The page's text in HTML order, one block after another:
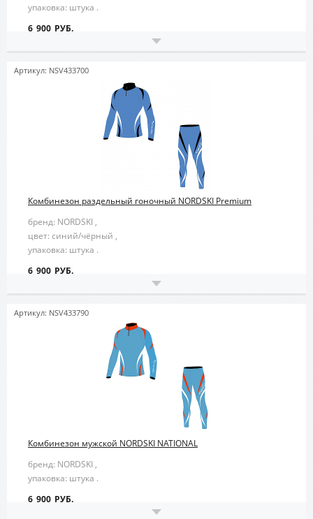
упаковка: штука .
6 900 РУБ.
Артикул: NSV433700
Комбинезон раздельный гоночный NORDSKI Premium
бренд: NORDSKI ,
цвет: синий/чёрный ,
упаковка: штука .
6 900 РУБ.
Артикул: NSV433790
Комбинезон мужской NORDSKI NATIONAL
бренд: NORDSKI ,
упаковка: штука .
6 900 РУБ.